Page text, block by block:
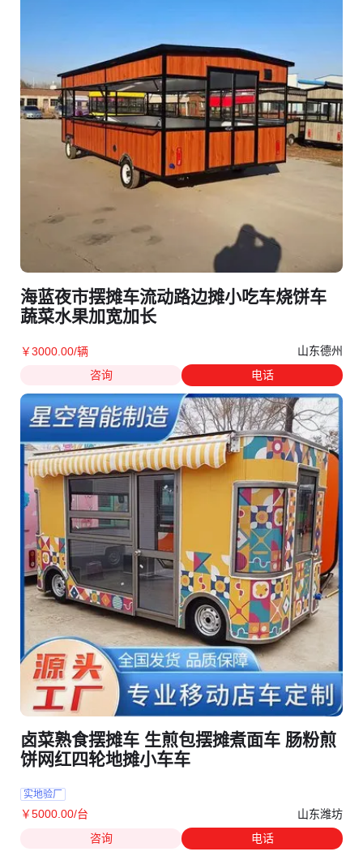
海蓝夜市摆摊车流动路边摊小吃车烧饼车
蔬菜水果加宽加长
￥3000 .00/辆
山东德州
咨询
电话
卤菜熟食摆摊车 生煎包摆摊煮面车 肠粉煎
饼网红四轮地摊小车车
实地验厂
￥5000 .00/台
山东潍坊
咨询
电话